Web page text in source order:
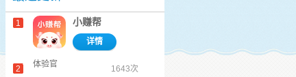
1 小赚帮
详情
2 体验官 1643次